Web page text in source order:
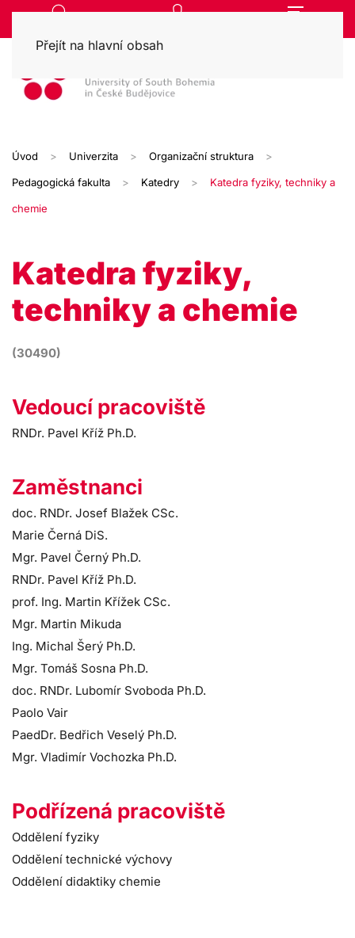
Přejít na hlavní obsah
Úvod Univerzita Organizační struktura
Pedagogická fakulta Katedry Katedra fyziky, techniky a
chemie
Katedra fyziky,
techniky a chemie
(30490)
Vedoucí pracoviště
RNDr. Pavel Kříž Ph.D.
Zaměstnanci
doc. RNDr. Josef Blažek CSc.
Marie Černá DiS.
Mgr. Pavel Černý Ph.D.
RNDr. Pavel Kříž Ph.D.
prof. Ing. Martin Křížek CSc.
Mgr. Martin Mikuda
Ing. Michal Šerý Ph.D.
Mgr. Tomáš Sosna Ph.D.
doc. RNDr. Lubomír Svoboda Ph.D.
Paolo Vair
PaedDr. Bedřich Veselý Ph.D.
Mgr. Vladimír Vochozka Ph.D.
Podřízená pracoviště
Oddělení fyziky
Oddělení technické výchovy
Oddělení didaktiky chemie